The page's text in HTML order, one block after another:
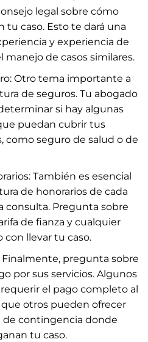
legal sobre cómo
tu caso. Esto te dará una
y experiencia de
manejo de casos similares.
Otro tema importante a
de seguros. Tu abogado
si hay algunas
puedan cubrir tus
como seguro de salud o de
También es esencial
de honorarios de cada
consulta. Pregunta sobre
de fianza y cualquier
con llevar tu caso.
pregunta sobre
por sus servicios. Algunos
el pago completo al
otros pueden ofrecer
de contingencia donde
tu caso.